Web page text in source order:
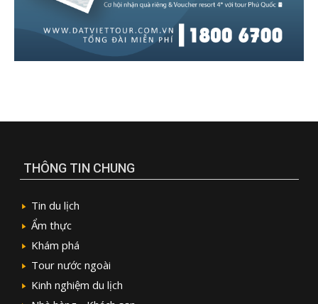
THÔNG TIN CHUNG
Tin du lịch
Ẩm thực
Khám phá
Tour nước ngoài
Kinh nghiệm du lịch